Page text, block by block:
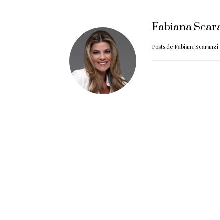
Fabiana
Posts de Fabiana Scaranzi